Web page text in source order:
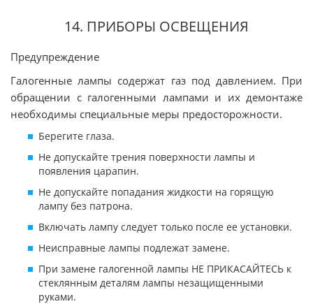
14. ПРИБОРЫ ОСВЕЩЕНИЯ
Предупреждение
Галогенные лампы содержат газ под давлением. При
обращении с галогенными лампами и их демонтаже
необходимы специальные меры предосторожности.
Берегите глаза.
Не допускайте трения поверхности лампы и
появления царапин.
Не допускайте попадания жидкости на горящую
лампу без патрона.
Включать лампу следует только после ее установки.
Неисправные лампы подлежат замене.
При замене галогенной лампы НЕ ПРИКАСАЙТЕСЬ к
стеклянным деталям лампы незащищенными
руками.